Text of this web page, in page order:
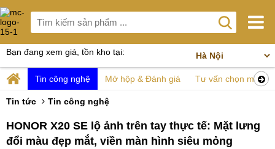
Bạn đang xem giá, tồn kho tại:
Tin công nghệ Mở hộp & Đánh giá Tư vấn chọn mua
Tin tức Tin công nghệ
HONOR X20 SE lộ ảnh trên tay thực tế: Mặt lưng
đổi màu đẹp mắt, viền màn hình siêu mỏng